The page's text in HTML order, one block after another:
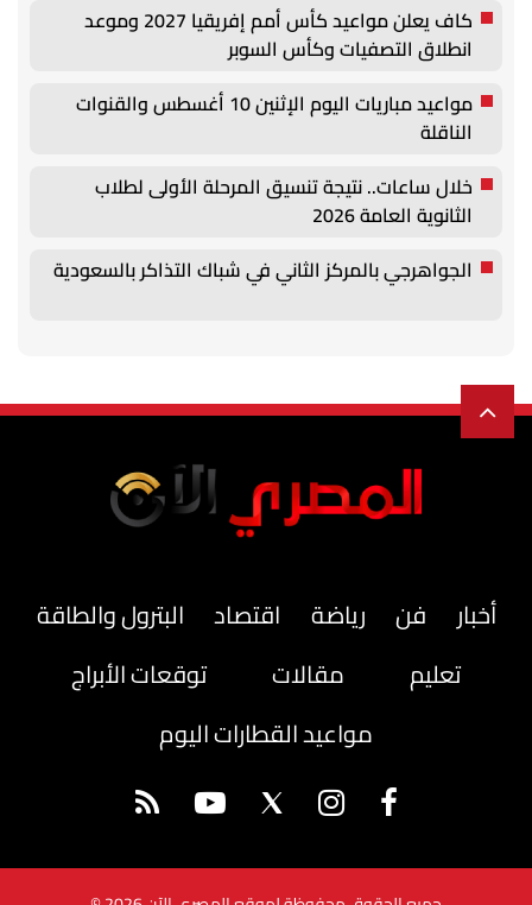
كاف يعلن مواعيد كأس أمم إفريقيا 2027 وموعد
انطلاق التصفيات وكأس السوبر
مواعيد مباريات اليوم الإثنين 10 أغسطس والقنوات
الناقلة
خلال ساعات.. نتيجة تنسيق المرحلة الأولى لطلاب
الثانوية العامة 2026
الجواهرجي بالمركز الثاني في شباك التذاكر بالسعودية
أخبار فن رياضة اقتصاد
البترول والطاقة
تعليم
مقالات
توقعات الأبراج
مواعيد القطارات اليوم